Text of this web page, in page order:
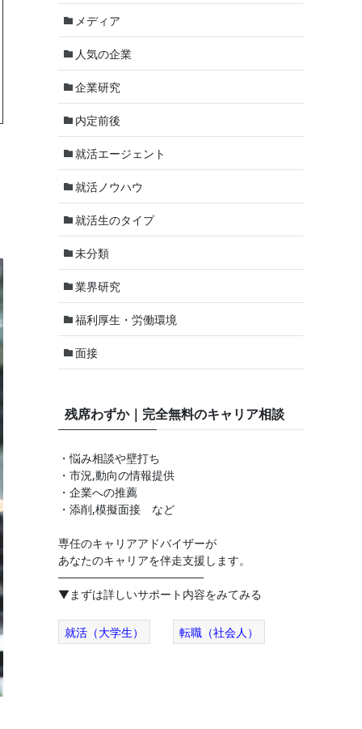
メディア
人気の企業
企業研究
内定前後
就活エージェント
就活ノウハウ
就活生のタイプ
未分類
業界研究
福利厚生・労働環境
面接
残席わずか｜完全無料のキャリア相談
・悩み相談や壁打ち
・市況,動向の情報提供
・企業への推薦
・添削,模擬面接 など
専任のキャリアアドバイザーが
あなたのキャリアを伴走支援します。
──────────────────
▼まずは詳しいサポート内容をみてみる
就活（大学生） 転職（社会人）